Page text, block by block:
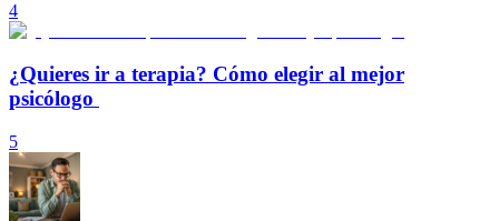
4
¿Quieres ir a terapia? Cómo elegir al mejor
psicólogo
5